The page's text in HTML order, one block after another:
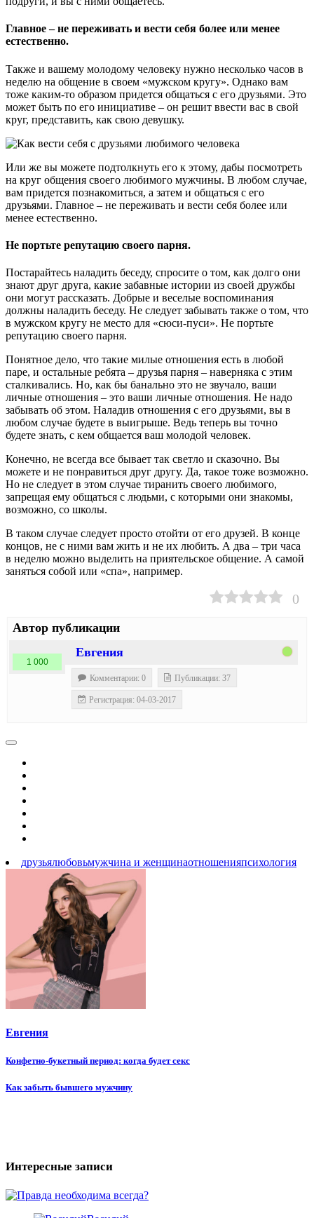
Главное – не переживать и вести себя более или менее
естественно.
Также и вашему молодому человеку нужно несколько часов в
неделю на общение в своем «мужском кругу». Однако вам
тоже каким-то образом придется общаться с его друзьями. Это
может быть по его инициативе – он решит ввести вас в свой
круг, представить, как свою девушку.
Или же вы можете подтолкнуть его к этому, дабы посмотреть
на круг общения своего любимого мужчины. В любом случае,
вам придется познакомиться, а затем и общаться с его
друзьями. Главное – не переживать и вести себя более или
менее естественно.
Не портьте репутацию своего парня.
Постарайтесь наладить беседу, спросите о том, как долго они
знают друг друга, какие забавные истории из своей дружбы
они могут рассказать. Добрые и веселые воспоминания
должны наладить беседу. Не следует забывать также о том, что
в мужском кругу не место для «сюси-пуси». Не портьте
репутацию своего парня.
Понятное дело, что такие милые отношения есть в любой
паре, и остальные ребята – друзья парня – наверняка с этим
сталкивались. Но, как бы банально это не звучало, ваши
личные отношения – это ваши личные отношения. Не надо
забывать об этом. Наладив отношения с его друзьями, вы в
любом случае будете в выигрыше. Ведь теперь вы точно
будете знать, с кем общается ваш молодой человек.
Конечно, не всегда все бывает так светло и сказочно. Вы
можете и не понравиться друг другу. Да, такое тоже возможно.
Но не следует в этом случае тиранить своего любимого,
запрещая ему общаться с людьми, с которыми они знакомы,
возможно, со школы.
В таком случае следует просто отойти от его друзей. В конце
концов, не с ними вам жить и не их любить. А два – три часа
в неделю можно выделить на приятельское общение. А самой
заняться собой или «спа», например.
0
Автор публикации
Евгения
1 000
Комментарии: 0
Публикации: 37
Регистрация: 04-03-2017
друзьялюбовьмужчина и женщинаотношенияпсихология
Евгения
Навигация
по
Конфетно-букетный период: когда будет секс
Как забыть бывшего мужчину
Интересные записи